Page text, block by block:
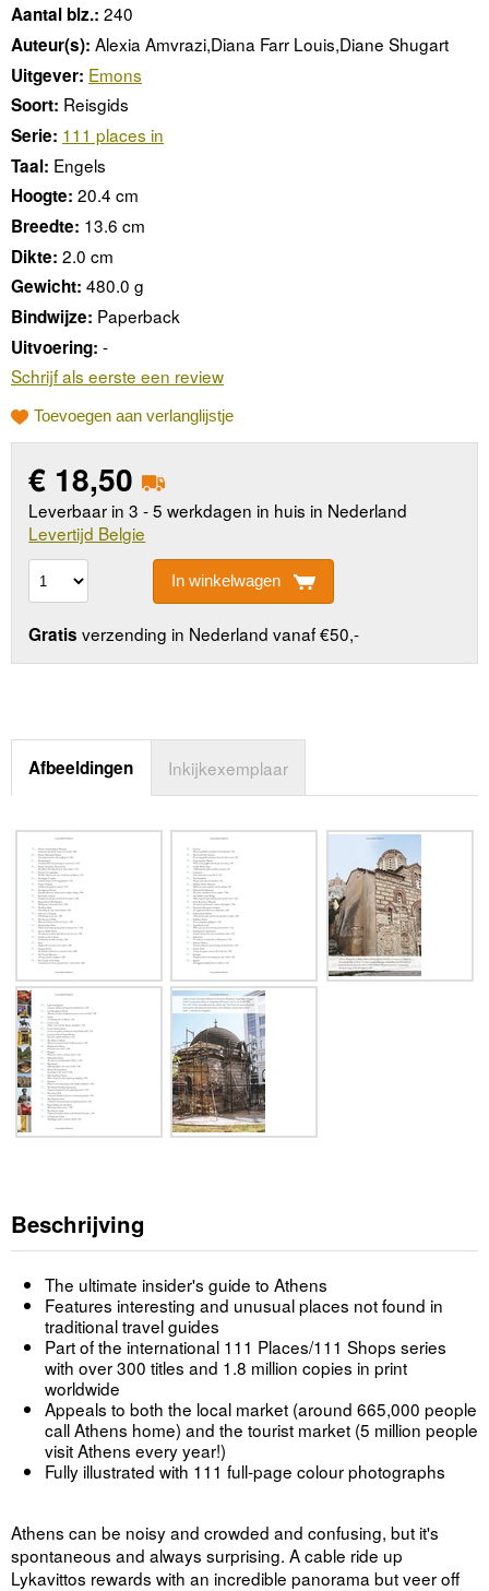
Aantal blz.: 240
Auteur(s): Alexia Amvrazi,Diana Farr Louis,Diane Shugart
Uitgever: Emons
Soort: Reisgids
Serie: 111 places in
Taal: Engels
Hoogte: 20.4 cm
Breedte: 13.6 cm
Dikte: 2.0 cm
Gewicht: 480.0 g
Bindwijze: Paperback
Uitvoering: -
Schrijf als eerste een review
Toevoegen aan verlanglijstje
€ 18,50
Leverbaar in 3 - 5 werkdagen in huis in Nederland
Levertijd Belgie
In winkelwagen
Gratis verzending in Nederland vanaf €50,-
Afbeeldingen Inkijkexemplaar
Beschrijving
The ultimate insider's guide to Athens
Features interesting and unusual places not found in
traditional travel guides
Part of the international 111 Places/111 Shops series
with over 300 titles and 1.8 million copies in print
worldwide
Appeals to both the local market (around 665,000 people
call Athens home) and the tourist market (5 million people
visit Athens every year!)
Fully illustrated with 111 full-page colour photographs
Athens can be noisy and crowded and confusing, but it's
spontaneous and always surprising. A cable ride up
Lykavittos rewards with an incredible panorama but veer off